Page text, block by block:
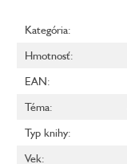
Kategória:
Hmotnosť:
EAN:
Téma:
Typ knihy:
Vek: